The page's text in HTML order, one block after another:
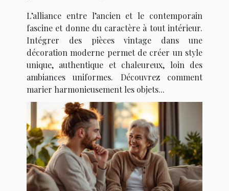
L’alliance entre l’ancien et le contemporain
fascine et donne du caractère à tout intérieur.
Intégrer des pièces vintage dans une
décoration moderne permet de créer un style
unique, authentique et chaleureux, loin des
ambiances uniformes. Découvrez comment
marier harmonieusement les objets...